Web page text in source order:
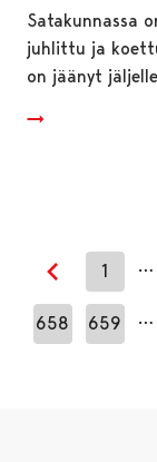
Satakunnassa
juhlittu ja
on jäänyt
Edellinen sivu
1 …
658 659 …